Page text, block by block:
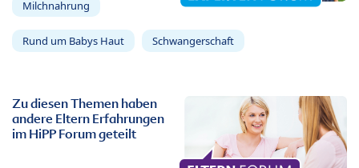
Milchnahrung
Rund um Babys Haut Schwangerschaft
Zu diesen Themen haben
andere Eltern Erfahrungen
im HiPP Forum geteilt